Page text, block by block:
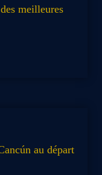
meilleures
au départ